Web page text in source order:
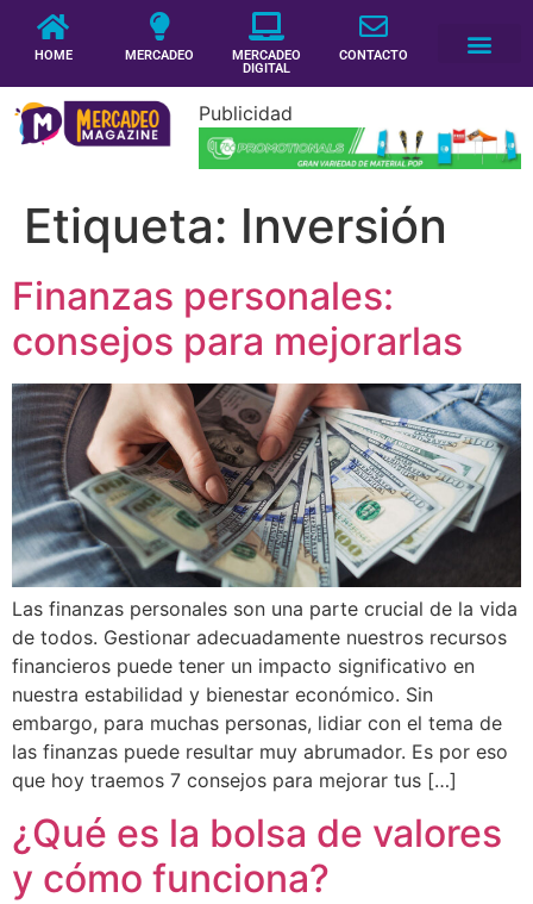
HOME MERCADEO
MERCADEO
DIGITAL
CONTACTO
Publicidad
Etiqueta: Inversión
Finanzas personales:
consejos para mejorarlas
Las finanzas personales son una parte crucial de la vida
de todos. Gestionar adecuadamente nuestros recursos
financieros puede tener un impacto significativo en
nuestra estabilidad y bienestar económico. Sin
embargo, para muchas personas, lidiar con el tema de
las finanzas puede resultar muy abrumador. Es por eso
que hoy traemos 7 consejos para mejorar tus […]
¿Qué es la bolsa de valores
y cómo funciona?